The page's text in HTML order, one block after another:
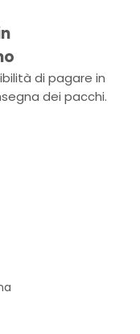
di pagare in
dei pacchi.